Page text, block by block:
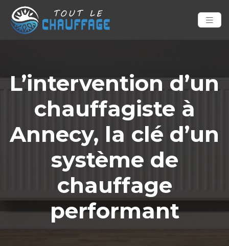
L’intervention d’un
chauffagiste à
Annecy, la clé d’un
système de
chauffage
performant